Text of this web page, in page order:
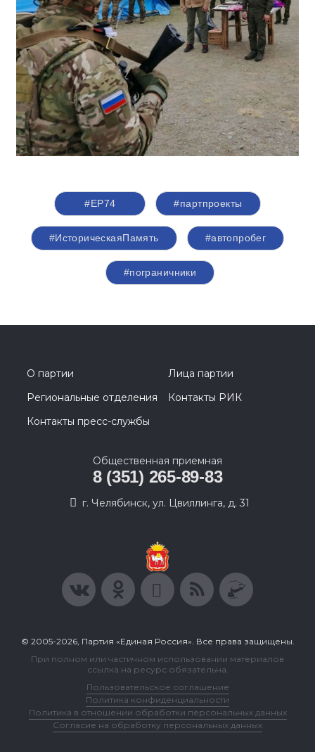
#ЕР74 #партпроекты
#ИсторическаяПамять #автопробег
#пограничники
О партии
Лица партии
Региональные отделения
Контакты РИК
Контакты пресс-службы
Общественная приемная
8 (351) 265-89-83
г. Челябинск, ул. Цвиллинга, д. 31
© 2005-2026, Партия «Единая Россия». Все права защищены.
При полном или частичном использовании материалов
ссылка на ресурс обязательна.
Пользовательское соглашение
Политика конфиденциальности
Политика в отношении обработки персональных данных
Согласие на обработку персональных данных